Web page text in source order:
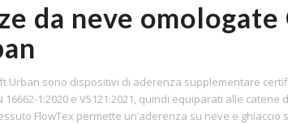
da neve omologate
Urban sono dispositivi di aderenza supplementare
16662-1:2020 e V5121:2021, quindi equiparati alle catene
FlowTex permette un’aderenza su neve e